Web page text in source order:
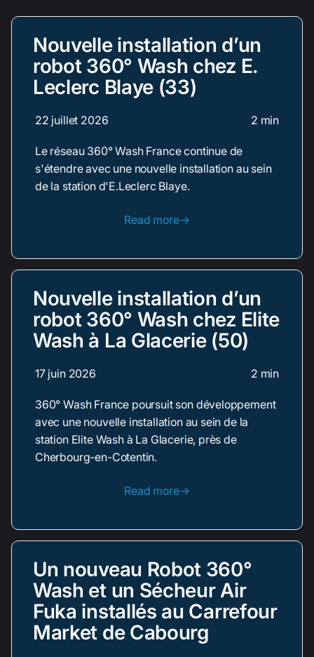
Nouvelle installation d’un
robot 360° Wash chez E.
Leclerc Blaye (33)
22 juillet 2026 2 min
Le réseau 360° Wash France continue de
s'étendre avec une nouvelle installation au sein
de la station d'E.Leclerc Blaye.
Read more→
Nouvelle installation d’un
robot 360° Wash chez Elite
Wash à La Glacerie (50)
17 juin 2026 2 min
360° Wash France poursuit son développement
avec une nouvelle installation au sein de la
station Elite Wash à La Glacerie, près de
Cherbourg-en-Cotentin.
Read more→
Un nouveau Robot 360°
Wash et un Sécheur Air
Fuka installés au Carrefour
Market de Cabourg